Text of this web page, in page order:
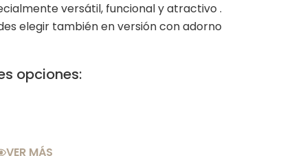
versátil, funcional y atractivo .
elegir también en versión con adorno
opciones:
VER MÁS